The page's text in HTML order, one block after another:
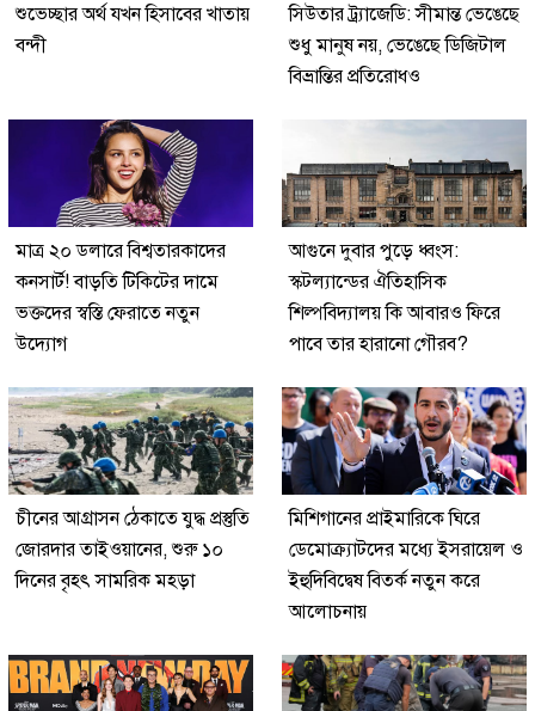
শুভেচ্ছার অর্থ যখন হিসাবের খাতায়
বন্দী
সিউতার ট্র্যাজেডি: সীমান্ত ভেঙেছে
শুধু মানুষ নয়, ভেঙেছে ডিজিটাল
বিভ্রান্তির প্রতিরোধও
মাত্র ২০ ডলারে বিশ্বতারকাদের
কনসার্ট! বাড়তি টিকিটের দামে
ভক্তদের স্বস্তি ফেরাতে নতুন
উদ্যোগ
আগুনে দুবার পুড়ে ধ্বংস:
স্কটল্যান্ডের ঐতিহাসিক
শিল্পবিদ্যালয় কি আবারও ফিরে
পাবে তার হারানো গৌরব?
চীনের আগ্রাসন ঠেকাতে যুদ্ধ প্রস্তুতি
জোরদার তাইওয়ানের, শুরু ১০
দিনের বৃহৎ সামরিক মহড়া
মিশিগানের প্রাইমারিকে ঘিরে
ডেমোক্র্যাটদের মধ্যে ইসরায়েল ও
ইহুদিবিদ্বেষ বিতর্ক নতুন করে
আলোচনায়